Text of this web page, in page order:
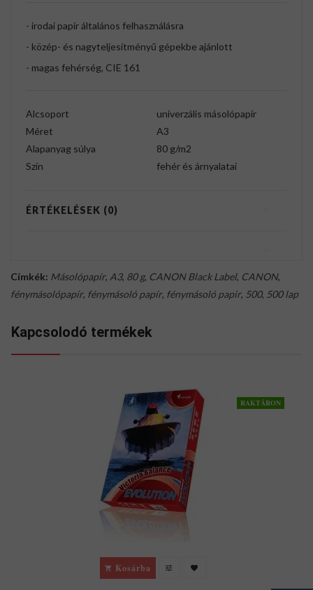
- irodai papír általános felhasználásra
- közép- és nagyteljesítményű gépekbe ajánlott
- magas fehérség, CIE 161
Alcsoport
univerzális másolópapír
Méret
A3
Alapanyag súlya
80 g/m2
Szín
fehér és árnyalatai
ÉRTÉKELÉSEK (0)
Címkék: Másolópapír, A3, 80 g, CANON Black Label, CANON,
fénymásolópapír, fénymásoló papír, fénymásoló papir, 500, 500 lap
Kapcsolodó termékek
RAKTÁRON
Kosárba